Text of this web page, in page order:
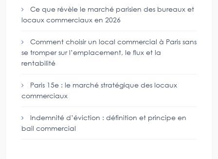
Ce que révèle le marché parisien des bureaux et
locaux commerciaux en 2026
Comment choisir un local commercial à Paris sans
se tromper sur l’emplacement, le flux et la
rentabilité
Paris 15e : le marché stratégique des locaux
commerciaux
Indemnité d’éviction : définition et principe en
bail commercial